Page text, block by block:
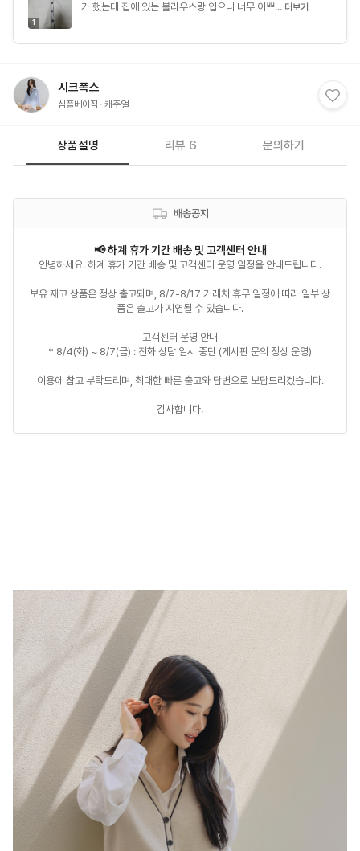
1
가 했는데 집에 있는 블라우스랑 입으니 너무 이쁘... 더보기
시크폭스
심플베이직 캐주얼
상품설명 리뷰 6 문의하기
배송공지
안녕하세요. 하계 휴가 기간 배송 및 고객센터 운영 일정을 안내드립니다.
보유 재고 상품은 정상 출고되며, 8/7-8/17 거래처 휴무 일정에 따라 일부 상
품은 출고가 지연될 수 있습니다.
고객센터 운영 안내
* 8/4(화) ~ 8/7(금) : 전화 상담 일시 중단 (게시판 문의 정상 운영)
이용에 참고 부탁드리며, 최대한 빠른 출고와 답변으로 보답드리겠습니다.
감사합니다.